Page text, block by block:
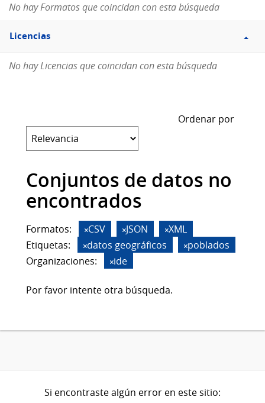
No hay Formatos que coincidan con esta búsqueda
Filtro
Licencias
Licencias
No hay Licencias que coincidan con esta búsqueda
Ordenar por
Conjuntos de datos no
encontrados
Formatos: CSV JSON
XML
Etiquetas:
datos geográficos
poblados
Organizaciones:
ide
Por favor intente otra búsqueda.
Si encontraste algún error en este sitio: